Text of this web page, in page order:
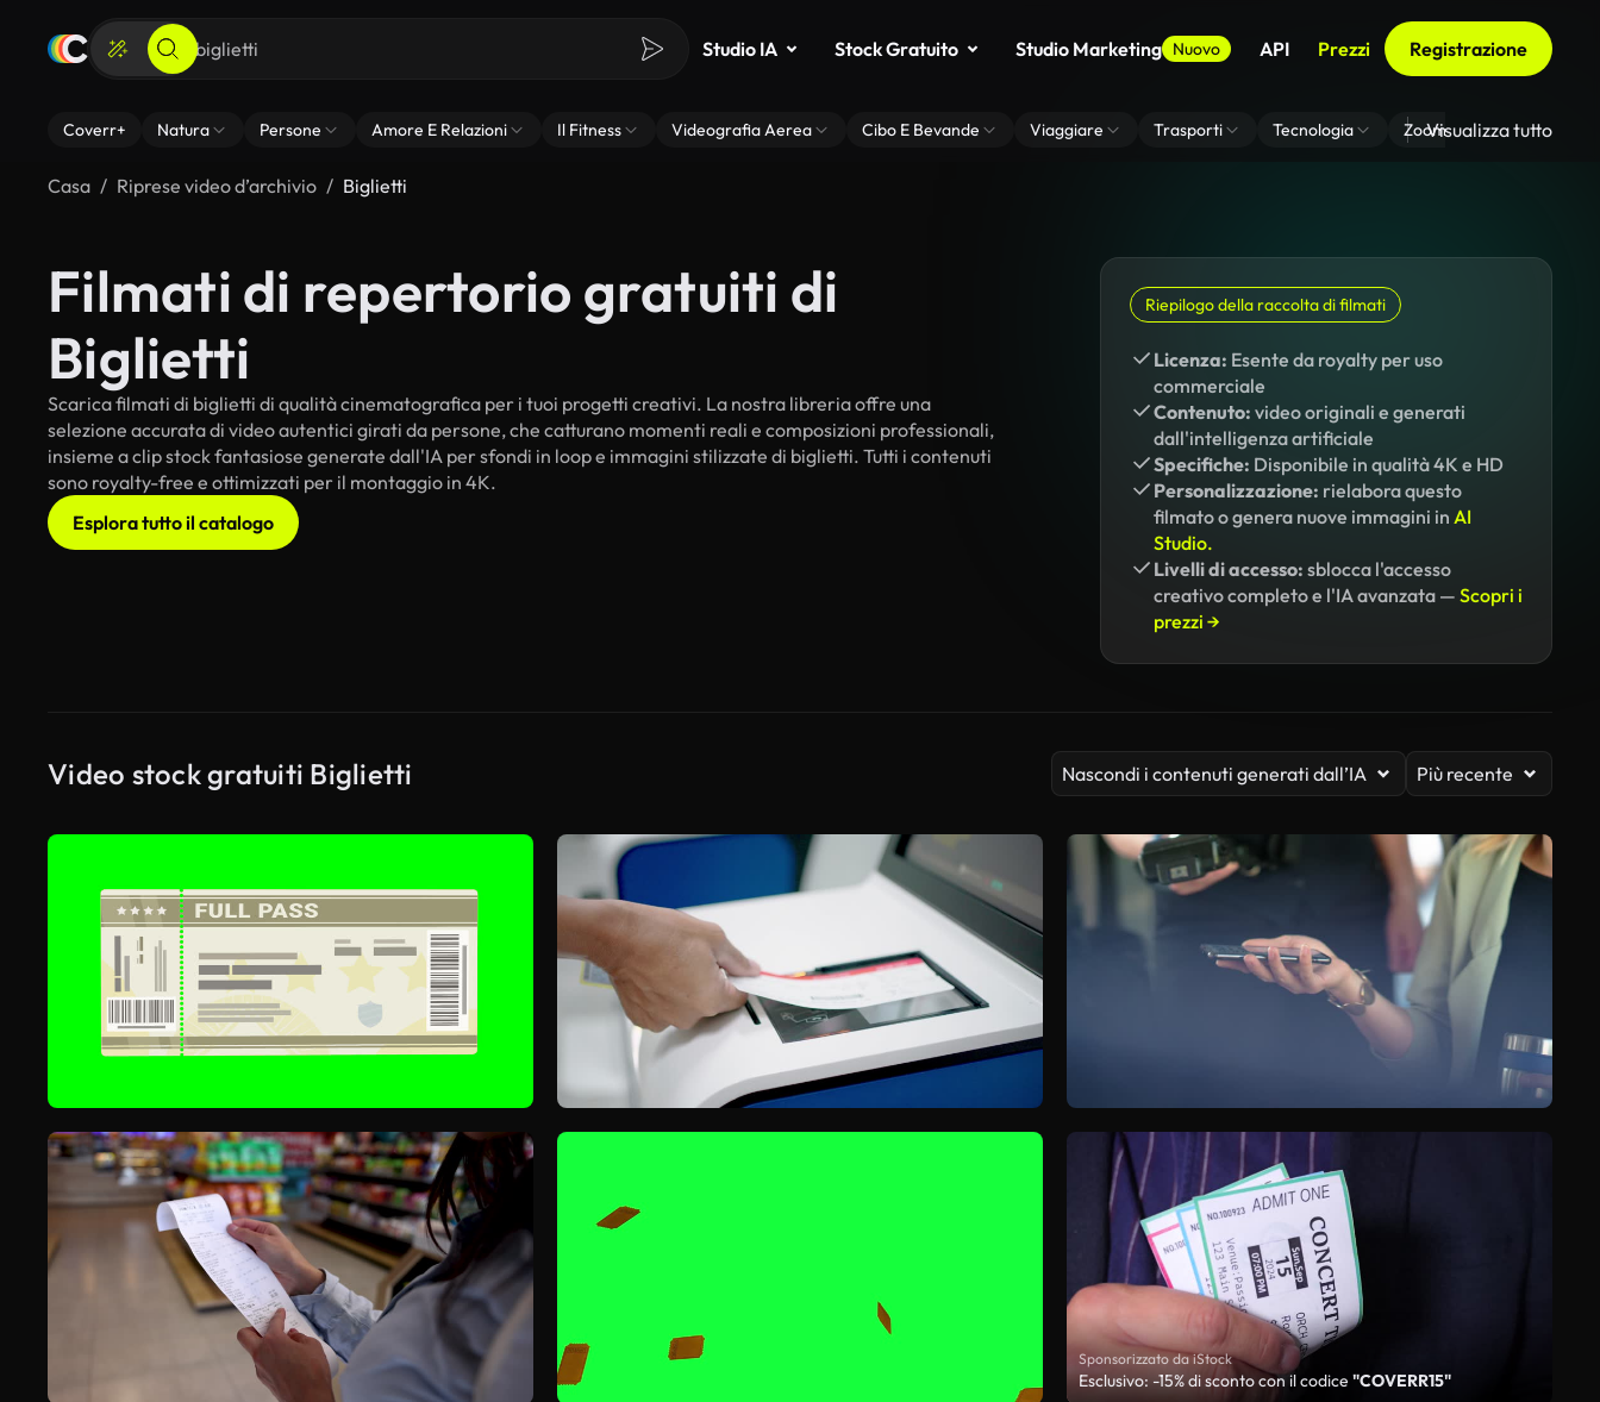
Studio IA Stock Gratuito Studio Marketing Nuovo API Prezzi Registrazione
Coverr+ Natura Persone Amore E Relazioni Il Fitness Videografia Aerea Cibo E Bevande Viaggiare Trasporti Tecnologia Zoom Di Sfondo Virtuale
Visualizza tutto
Casa Riprese video d’archivio Biglietti
Filmati di repertorio gratuiti di
Biglietti
Scarica filmati di biglietti di qualità cinematografica per i tuoi progetti creativi. La nostra libreria offre una
selezione accurata di video autentici girati da persone, che catturano momenti reali e composizioni professionali,
insieme a clip stock fantasiose generate dall'IA per sfondi in loop e immagini stilizzate di biglietti. Tutti i contenuti
sono royalty-free e ottimizzati per il montaggio in 4K.
Esplora tutto il catalogo
Riepilogo della raccolta di filmati
Licenza: Esente da royalty per uso
commerciale
Contenuto: video originali e generati
dall'intelligenza artificiale
Specifiche: Disponibile in qualità 4K e HD
Personalizzazione: rielabora questo
filmato o genera nuove immagini in AI
Studio.
Livelli di accesso: sblocca l'accesso
creativo completo e l'IA avanzata — Scopri i
prezzi →
Video stock gratuiti Biglietti Nascondi i contenuti generati dall’IA Più recente
Sponsorizzato da iStock
Esclusivo: -15% di sconto con il codice "COVERR15"